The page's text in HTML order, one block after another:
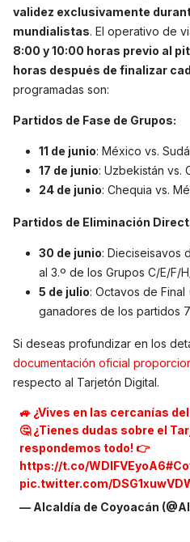
validez exclusivamente
mundialistas. El operativo de
8:00 y 10:00 horas previo al
horas después de finalizar
programadas son:
Partidos de Fase de Grupos:
11 de junio: México vs.
17 de junio: Uzbekistán vs.
24 de junio: Chequia vs.
Partidos de Eliminación
30 de junio: Dieciseisavos
al 3.º de los Grupos C/E/F/
5 de julio: Octavos de
ganadores de los partidos
Si deseas profundizar en los
documentación oficial
respecto al Tarjetón Digital.
🚙 ¿Vives en las cercanías
🤔 ¿Tienes dudas sobre el
respondemos todo! 👉
https://t.co/WDIFVEyoA6
pic.twitter.com/
— Alcaldía de Coyoacán